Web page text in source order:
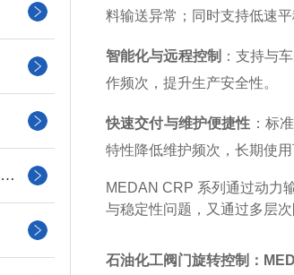
编码器、控制器、执行器
料输送异常；同时支持低速
智能化与远程控制 ：支持与
作频次，提升生产安全性。
快速交付与维护便捷性 ：标
特性降低维护频次，长期使用
MEDAN CRP 系列通过动力
与稳定性问题，又通过多层
石油化工阀门旋转控制：